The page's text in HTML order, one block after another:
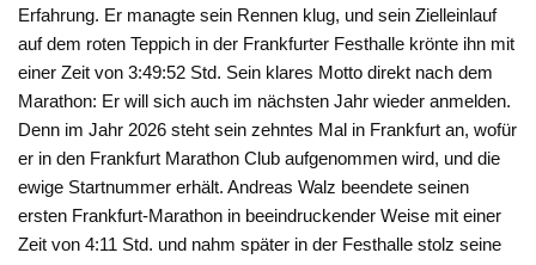
Erfahrung. Er managte sein Rennen klug, und sein Zielleinlauf
auf dem roten Teppich in der Frankfurter Festhalle krönte ihn mit
einer Zeit von 3:49:52 Std. Sein klares Motto direkt nach dem
Marathon: Er will sich auch im nächsten Jahr wieder anmelden.
Denn im Jahr 2026 steht sein zehntes Mal in Frankfurt an, wofür
er in den Frankfurt Marathon Club aufgenommen wird, und die
ewige Startnummer erhält. Andreas Walz beendete seinen
ersten Frankfurt-Marathon in beeindruckender Weise mit einer
Zeit von 4:11 Std. und nahm später in der Festhalle stolz seine